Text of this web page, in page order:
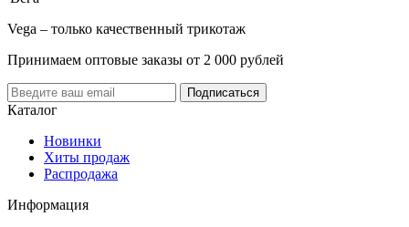
Vega – только качественный трикотаж
Принимаем оптовые заказы от 2 000 рублей
Каталог
Новинки
Хиты продаж
Распродажа
Информация